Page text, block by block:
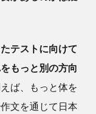
テストに向けて
もっと別の方向
ば、もっと体を
文を通じて日本